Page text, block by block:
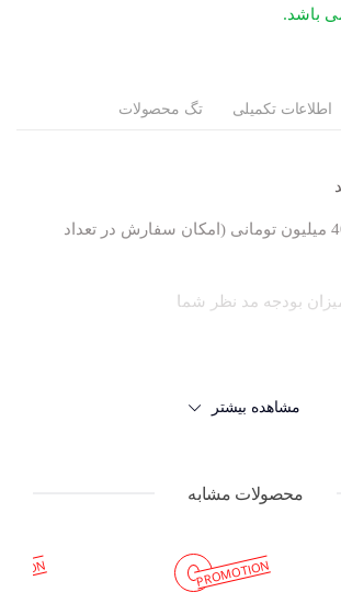
باشد.
اطلاعات تکمیلی تگ محصولات
در مبالغ 10 ، 15 و 40 میلیون تومانی (امکان سفارش در تعداد
بودجه مد نظر شما
مشاهده بیشتر
محصولات مشابه
PROMOTION